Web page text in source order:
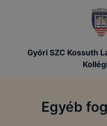
Győri SZC Kossuth
Egyéb